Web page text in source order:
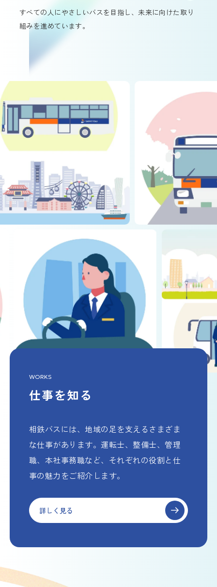
すべての人にやさしいバスを目指し、未来に向けた取り
組みを進めています。
WORKS
仕事を知る
相鉄バスには、地域の足を支えるさまざま
な仕事があります。運転士、整備士、管理
職、本社事務職など、それぞれの役割と仕
事の魅力をご紹介します。
詳しく見る